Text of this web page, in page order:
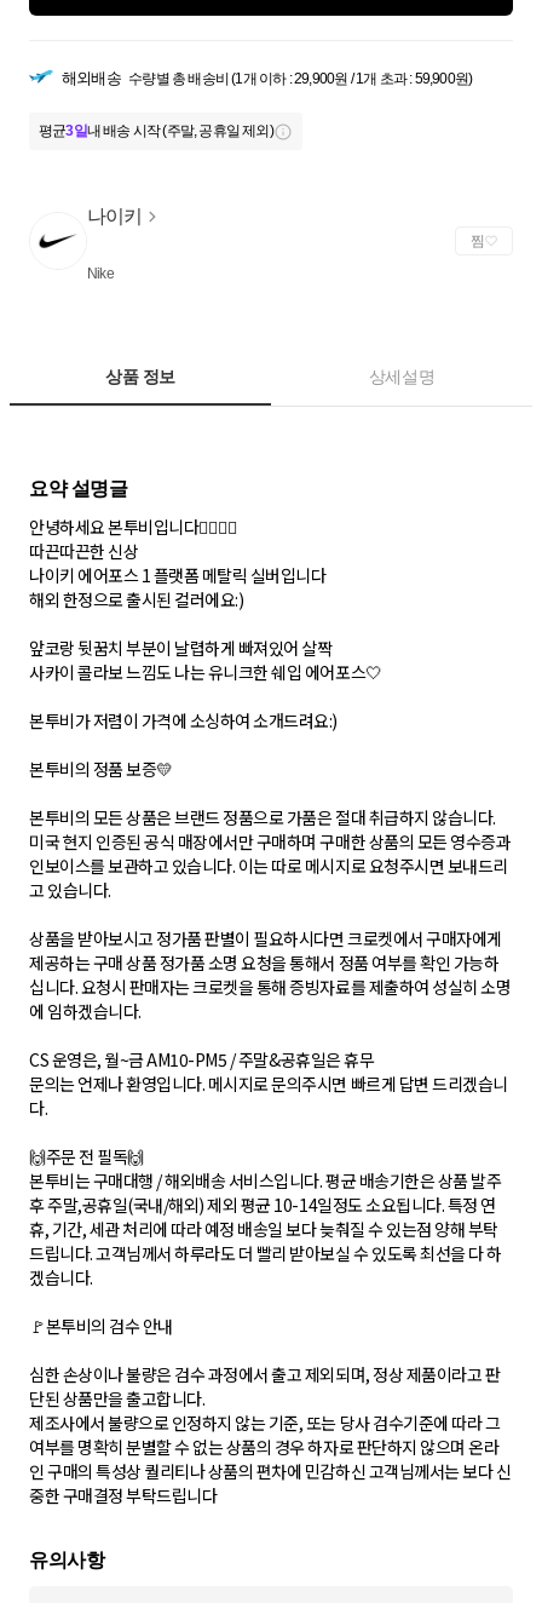
해외배송 수량별 총 배송비 (1개 이하 : 29,900원 / 1개 초과 : 59,900원)
평균3일내 배송 시작 (주말, 공휴일 제외)
나이키
Nike
찜
상품 정보 상세설명
요약 설명글
안녕하세요 본투비입니다🙇‍♀️🙇‍♂️
따끈따끈한 신상
나이키 에어포스 1 플랫폼 메탈릭 실버입니다
해외 한정으로 출시된 컬러에요:)
앞코랑 뒷꿈치 부분이 날렵하게 빠져있어 살짝
사카이 콜라보 느낌도 나는 유니크한 쉐입 에어포스🤍
본투비가 저렴이 가격에 소싱하여 소개드려요:)
본투비의 정품 보증💛
본투비의 모든 상품은 브랜드 정품으로 가품은 절대 취급하지 않습니다.
미국 현지 인증된 공식 매장에서만 구매하며 구매한 상품의 모든 영수증과
인보이스를 보관하고 있습니다. 이는 따로 메시지로 요청주시면 보내드리
고 있습니다.
상품을 받아보시고 정가품 판별이 필요하시다면 크로켓에서 구매자에게
제공하는 구매 상품 정가품 소명 요청을 통해서 정품 여부를 확인 가능하
십니다. 요청시 판매자는 크로켓을 통해 증빙자료를 제출하여 성실히 소명
에 임하겠습니다.
CS 운영은, 월~금 AM10-PM5 / 주말&공휴일은 휴무
문의는 언제나 환영입니다. 메시지로 문의주시면 빠르게 답변 드리겠습니
다.
🙌주문 전 필독🙌
본투비는 구매대행 / 해외배송 서비스입니다. 평균 배송기한은 상품 발주
후 주말,공휴일(국내/해외) 제외 평균 10-14일정도 소요됩니다. 특정 연
휴, 기간, 세관 처리에 따라 예정 배송일 보다 늦춰질 수 있는점 양해 부탁
드립니다. 고객님께서 하루라도 더 빨리 받아보실 수 있도록 최선을 다 하
겠습니다.
🚩본투비의 검수 안내
심한 손상이나 불량은 검수 과정에서 출고 제외되며, 정상 제품이라고 판
단된 상품만을 출고합니다.
제조사에서 불량으로 인정하지 않는 기준, 또는 당사 검수기준에 따라 그
여부를 명확히 분별할 수 없는 상품의 경우 하자로 판단하지 않으며 온라
인 구매의 특성상 퀄리티나 상품의 편차에 민감하신 고객님께서는 보다 신
중한 구매결정 부탁드립니다
유의사항